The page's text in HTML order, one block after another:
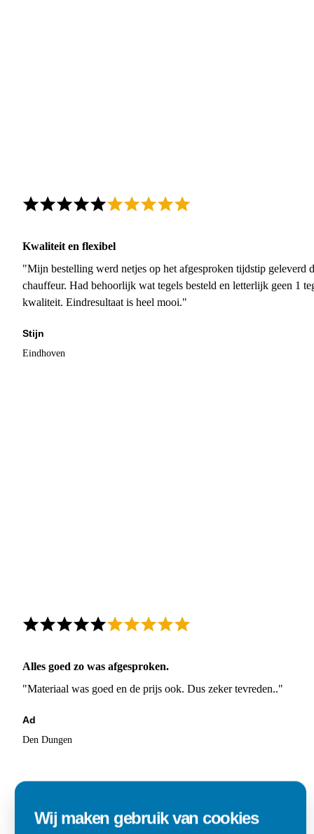
Kwaliteit en flexibel
"Mijn bestelling werd netjes op het afgesproken tijdstip geleverd
chauffeur. Had behoorlijk wat tegels besteld en letterlijk geen 1
kwaliteit. Eindresultaat is heel mooi."
Stijn
Eindhoven
Alles goed zo was afgesproken.
"Materiaal was goed en de prijs ook. Dus zeker tevreden.."
Ad
Den Dungen
Wij maken gebruik van cookies